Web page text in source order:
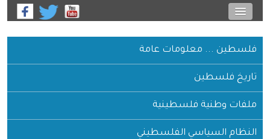
... معلومات عامة
فلسطين
وطنية فلسطينية
السياسي الفلسطيني